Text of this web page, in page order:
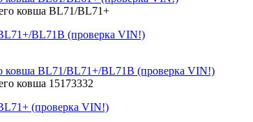
BL71B (проверка VIN!)
ковша BL71/BL71+/BL71B (проверка VIN!)
(проверка VIN!)